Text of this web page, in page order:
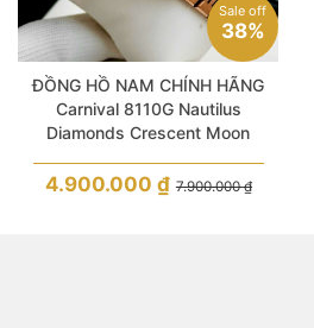
Sale off
38%
ĐỒNG HỒ NAM CHÍNH HÃNG
Carnival 8110G Nautilus
Diamonds Crescent Moon
5 Colors Dial )7.900.000₫
4.900.000 ₫